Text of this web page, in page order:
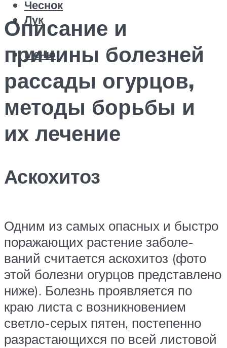
Чеснок
Лук
Меню
Описание и
причины болезней
рассады огурцов,
методы борьбы и
их лечение
Аскохитоз
Одним из самых опасных и быстро
по­ражающих растение заболе­
ваний считается аскохитоз (фото
этой болезни огурцов представлено
ниже). Болезнь проявляется по
краю листа с возникновением
светло-серых пятен, посте­пенно
разрастающихся по всей листовой